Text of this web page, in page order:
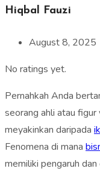
Hiqbal Fauzi
August 8, 2025
No ratings yet.
Pernahkah Anda
seorang ahli atau
meyakinkan daripada
Fenomena di mana
memiliki pengaruh